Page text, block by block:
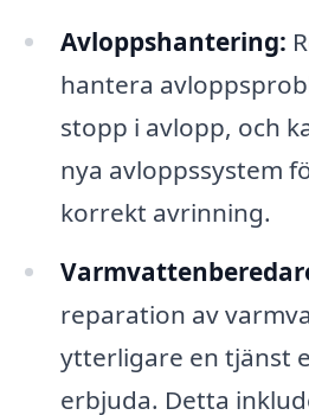
Avloppshantering:
hantera
stopp i avlopp, och
nya avloppssystem
korrekt avrinning.
reparation av
ytterligare en tjänst
erbjuda. Detta